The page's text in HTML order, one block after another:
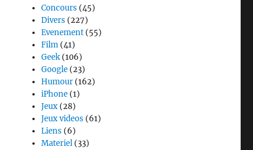
Concours (45)
Divers (227)
Evenement (55)
Film (41)
Geek (106)
Google (23)
Humour (162)
iPhone (1)
Jeux (28)
Jeux videos (61)
Liens (6)
Materiel (33)